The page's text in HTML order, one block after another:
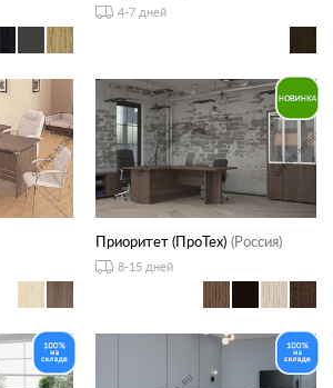
4-7 дней
Приоритет (ПроТех) (Россия)
8-15 дней